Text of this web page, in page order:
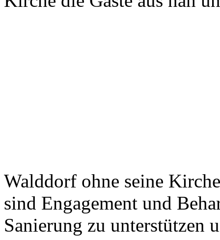
Walddorf ohne seine
sind Engagement und
Sanierung zu unterstützen